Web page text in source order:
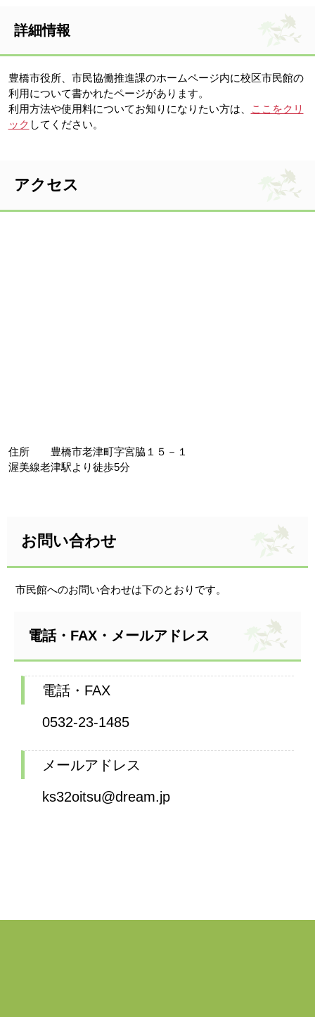
詳細情報
豊橋市役所、市民協働推進課のホームページ内に校区市民館の
利用について書かれたページがあります。
利用方法や使用料についてお知りになりたい方は、
ここをクリ
ック してください。
アクセス
住所 豊橋市老津町字宮脇１５－１
渥美線老津駅より徒歩5分
お問い合わせ
市民館へのお問い合わせは下のとおりです。
電話・FAX・メールアドレス
電話・FAX
0532-23-1485
メールアドレス
ks32oitsu@dream.jp